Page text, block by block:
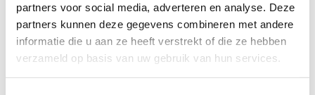
partners voor social media, adverteren en analyse. Deze
partners kunnen deze gegevens combineren met andere
informatie die u aan ze heeft verstrekt of die ze hebben
verzameld op basis van uw gebruik van hun services.